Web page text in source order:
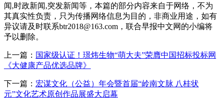
闻,时政新闻,突发新闻等，本篇的部分内容来自于网络，不为
其真实性负责，只为传播网络信息为目的，非商业用途，如有
异议请及时联系btr2018@163.com，联合早报中文网的小编将
予以删除。
上一篇： 国家级认证！璟炜生物“萌大夫”荣膺中国招标投标网
《大健康产品优选品牌》
下一篇： 宏谋文化（公益）年会暨首届“岭南文脉 八桂状
元”文化艺术原创作品展盛大启幕